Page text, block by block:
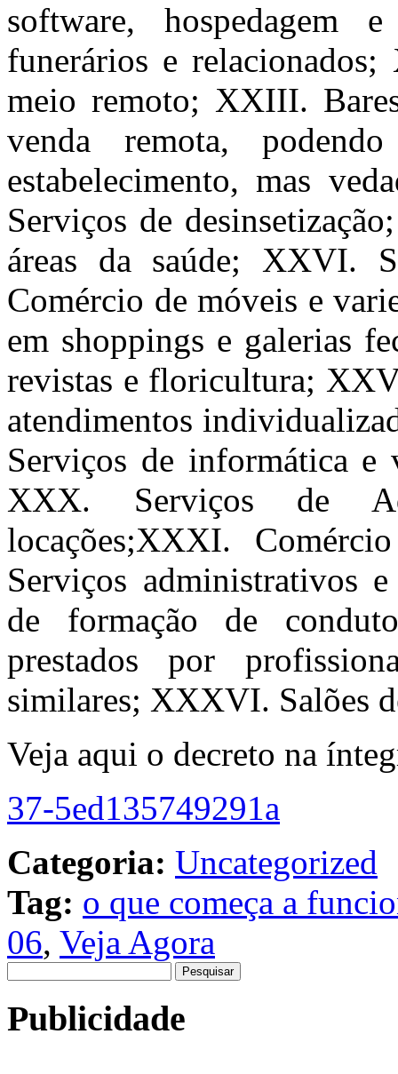
software, hospedagem
funerários e
meio remoto; XXIII.
venda remota,
estabelecimento, mas
Serviços de
áreas da saúde; XXVI.
Comércio de móveis e
em shoppings e galerias
revistas e floricultura;
atendimentos
Serviços de informática e
XXX. Serviços de
locações;XXXI.
Serviços administrativos
de formação de
prestados por
similares; XXXVI. Salões
Veja aqui o decreto na
37-5ed135749291a
Categoria: Uncategorized
Tag: o que começa a
06, Veja Agora
por:
Publicidade